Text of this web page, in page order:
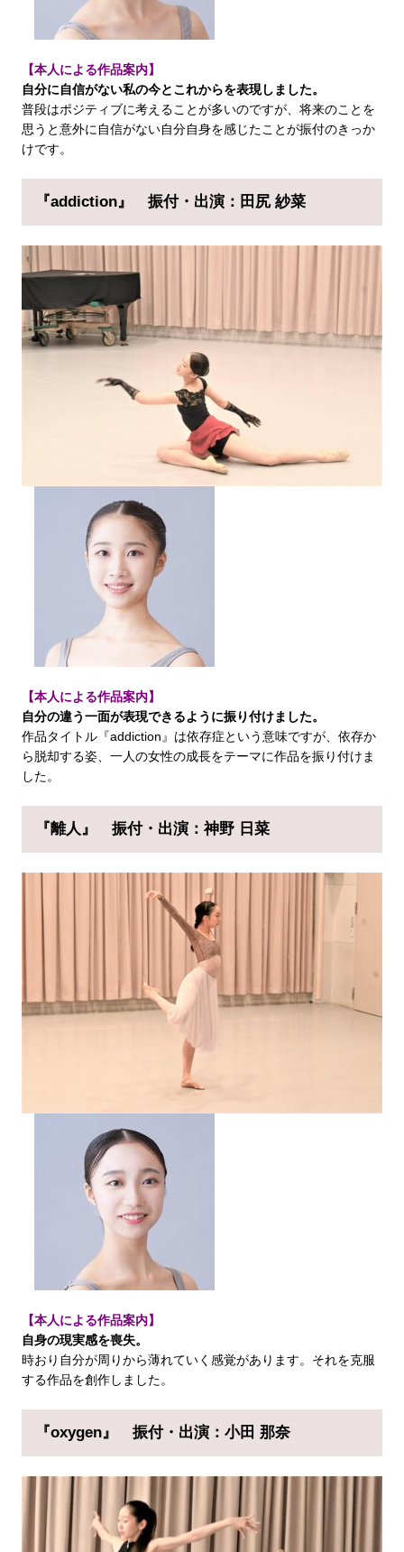
【本人による作品案内】
自分に自信がない私の今とこれからを表現しました。
普段はポジティブに考えることが多いのですが、将来のことを
思うと意外に自信がない自分自身を感じたことが振付のきっか
けです。
『addiction』 振付・出演：田尻 紗菜
【本人による作品案内】
自分の違う一面が表現できるように振り付けました。
作品タイトル『addiction』は依存症という意味ですが、依存か
ら脱却する姿、一人の女性の成長をテーマに作品を振り付けま
した。
『離人』 振付・出演：神野 日菜
【本人による作品案内】
自身の現実感を喪失。
時おり自分が周りから薄れていく感覚があります。それを克服
する作品を創作しました。
『oxygen』 振付・出演：小田 那奈